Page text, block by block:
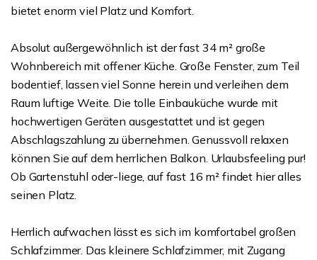
bietet enorm viel Platz und Komfort.
Absolut außergewöhnlich ist der fast 34 m² große
Wohnbereich mit offener Küche. Große Fenster, zum Teil
bodentief, lassen viel Sonne herein und verleihen dem
Raum luftige Weite. Die tolle Einbauküche wurde mit
hochwertigen Geräten ausgestattet und ist gegen
Abschlagszahlung zu übernehmen. Genussvoll relaxen
können Sie auf dem herrlichen Balkon. Urlaubsfeeling pur!
Ob Gartenstuhl oder-liege, auf fast 16 m² findet hier alles
seinen Platz.
Herrlich aufwachen lässt es sich im komfortabel großen
Schlafzimmer. Das kleinere Schlafzimmer, mit Zugang